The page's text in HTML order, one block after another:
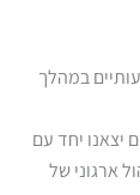
במהלך
יצאנו יחד עם
ארגוני של